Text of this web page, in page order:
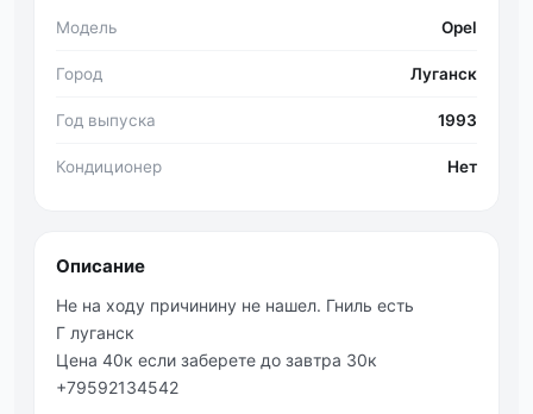
Модель Opel
Город Луганск
Год выпуска 1993
Кондиционер Нет
Описание
Не на ходу причинину не нашел. Гниль есть
Г луганск
Цена 40к если заберете до завтра 30к
+79592134542